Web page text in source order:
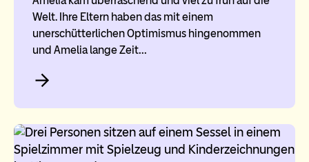
Welt. Ihre Eltern haben das mit einem
unerschütterlichen Optimismus hingenommen
und Amelia lange Zeit…